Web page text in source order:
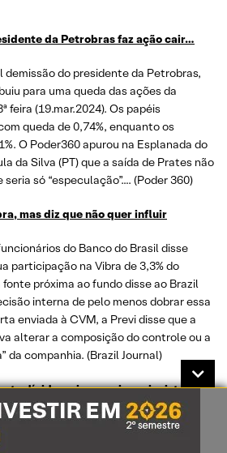
da Petrobras faz ação cair…
demissão do presidente da Petrobras,
para uma queda das ações da
feira (19.mar.2024). Os papéis
queda de 0,74%, enquanto os
O Poder360 apurou na Esplanada do
da Silva (PT) que a saída de Prates não
só “especulação”…. (Poder 360)
mas diz que não quer influir
do Banco do Brasil disse
participação na Vibra de 3,3% do
próxima ao fundo disse ao Brazil
interna de pelo menos dobrar essa
enviada à CVM, a Previ disse que a
alterar a composição do controle ou a
da companhia. (Brazil Journal)
dívida e vira o maior acionista
da Queiroz Galvão cairá de 38%
8% de forma direta e 7% por meio de